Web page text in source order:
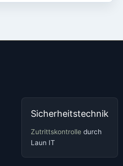
Sicherheitstechnik
Zutrittskontrolle durch
Laun IT